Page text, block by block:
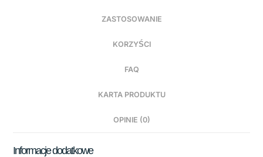
ZASTOSOWANIE
KORZYŚCI
FAQ
KARTA PRODUKTU
OPINIE (0)
Informacje dodatkowe